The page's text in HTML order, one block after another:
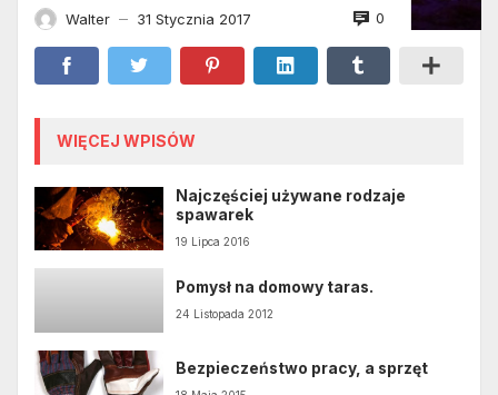
Walter — 31 Stycznia 2017 0
WIĘCEJ WPISÓW
Najczęściej używane rodzaje
spawarek
19 Lipca 2016
Pomysł na domowy taras.
24 Listopada 2012
Bezpieczeństwo pracy, a sprzęt